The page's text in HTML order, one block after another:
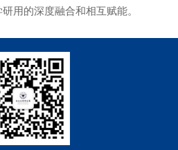
用的深度融合和相互赋能。